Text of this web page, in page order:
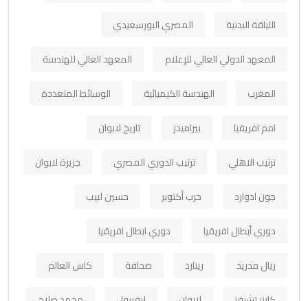
اللياقة البدنية
المصري البورسعيدي
المعهد الدولي العالي للإعلام
المعهد العالي للهندسة
المغرب
الهندسة الكيميائية
الوسائط المتعددة
امم افريقيا
بيراميدز
تاريخ لابوان
ترتيب الاهلي
ترتيب الدوري المصري
جزيرة لابوان
جون ادوارد
حرب أكتوبر
حسين لبيب
دوري أبطال افريقيا
دوري ابطال افريقيا
ريال مدريد
رينارد صحافة
كاس العالم